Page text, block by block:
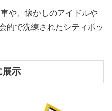
や、懐かしのアイドルや
的で洗練されたシティポッ
展示